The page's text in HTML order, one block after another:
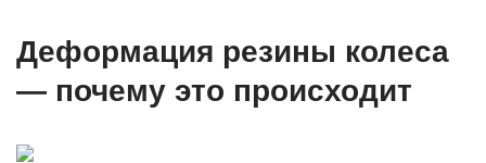
Деформация резины колеса
— почему это происходит